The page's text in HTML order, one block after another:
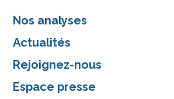
Nos analyses
Actualités
Rejoignez-nous
Espace presse